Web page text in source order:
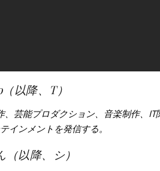
以降、T）
、芸能プロダクション、音楽制作、
インメントを発信する。
以降、シ）